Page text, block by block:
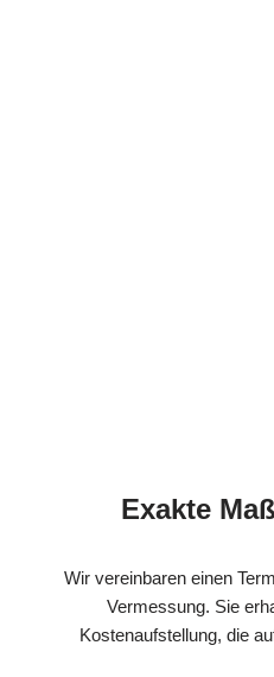
Exakte
Wir vereinbaren einen
Vermessung. Sie
Kostenaufstellung, die